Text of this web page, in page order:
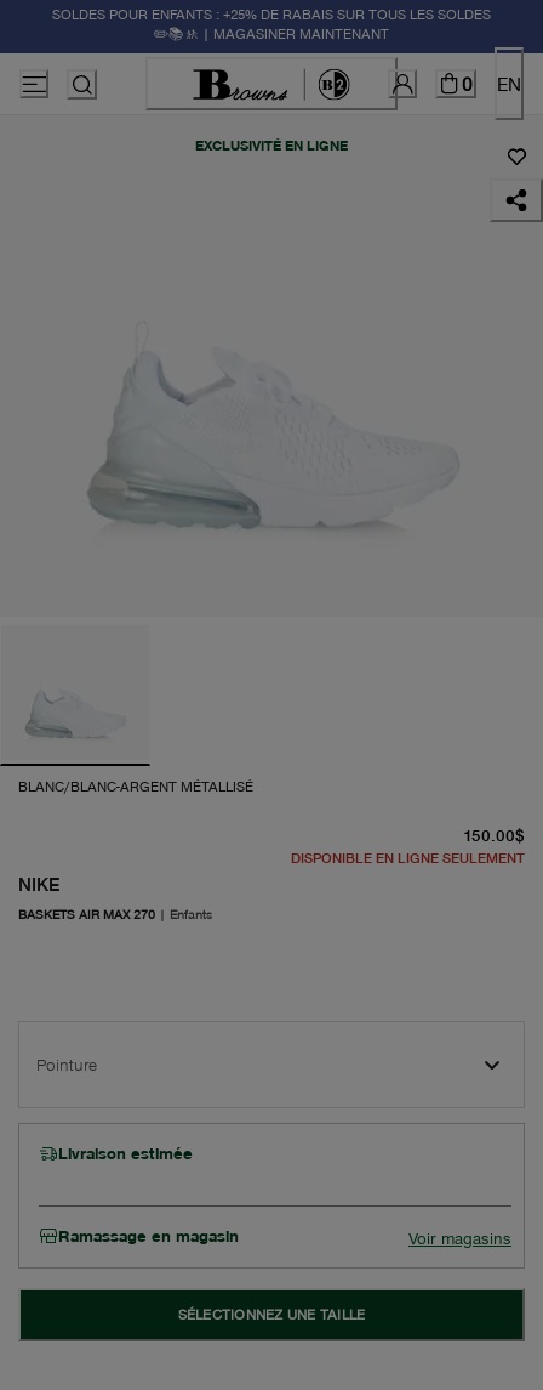
SOLDES POUR ENFANTS : +25% DE RABAIS SUR TOUS LES SOLDES
✏️📚🚸 | MAGASINER MAINTENANT
0 EN
EXCLUSIVITÉ EN LIGNE
BLANC/BLANC-ARGENT MÉTALLISÉ
NIKE
BASKETS AIR MAX 270 | Enfants
150.00$
DISPONIBLE EN LIGNE SEULEMENT
Pointure
Livraison estimée
Ramassage en magasin Voir magasins
SÉLECTIONNEZ UNE TAILLE